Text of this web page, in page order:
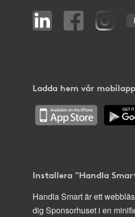
Ladda hem vår mobilapp
Installera "Handla
Handla Smart är ett
dig Sponsorhuset i en